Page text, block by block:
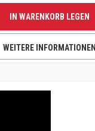
IN WARENKORB LEGEN
WEITERE INFORMATIONEN